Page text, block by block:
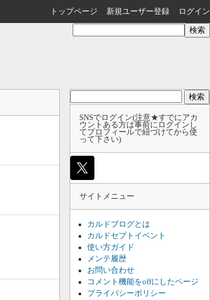
トップページ 新規ユーザー登録 ログイン
索:
SNSでログイン(注意★すでにアカ
ウントある方は事前にログインし
てプロフィールで紐づけてから使
って下さい)
サイトメニュー
カルドブログとは
カルドセプトイベント
使い方ガイド
メンテ履歴
お問い合わせ
コメント機能をoffにしたページ
プライバシーポリシー